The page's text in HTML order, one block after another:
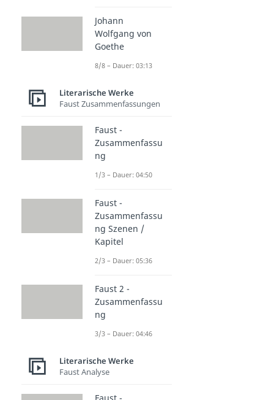
Johann
Wolfgang von
Goethe
8/8 – Dauer: 03:13
Literarische Werke
Faust Zusammenfassungen
Faust -
Zusammenfassu
ng
1/3 – Dauer: 04:50
Faust -
Zusammenfassu
ng Szenen /
Kapitel
2/3 – Dauer: 05:36
Faust 2 -
Zusammenfassu
ng
3/3 – Dauer: 04:46
Literarische Werke
Faust Analyse